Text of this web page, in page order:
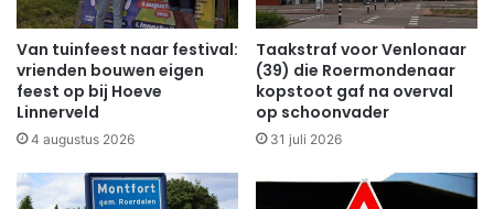
Van tuinfeest naar festival:
vrienden bouwen eigen
feest op bij Hoeve
Linnerveld
4 augustus 2026
Taakstraf voor Venlonaar
(39) die Roermondenaar
kopstoot gaf na overval
op schoonvader
31 juli 2026